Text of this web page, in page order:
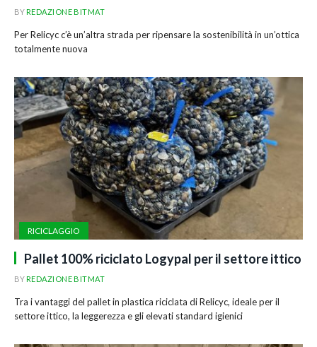
BYREDAZIONE BITMAT
Per Relicyc c’è un’altra strada per ripensare la sostenibilità in un’ottica
totalmente nuova
RICICLAGGIO
Pallet 100% riciclato Logypal per il settore ittico
BYREDAZIONE BITMAT
Tra i vantaggi del pallet in plastica riciclata di Relicyc, ideale per il
settore ittico, la leggerezza e gli elevati standard igienici